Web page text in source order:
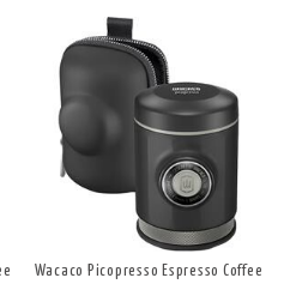
Wacaco Picopresso Espresso Coffee